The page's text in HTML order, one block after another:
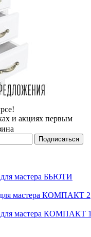
и акциях первым
мастера БЬЮТИ
мастера КОМПАКТ 2
мастера КОМПАКТ 1